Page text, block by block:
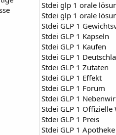
Stdei glp 1 orale
Stdei glp 1 orale
Stdei GLP 1
Stdei GLP 1 Kapseln
Stdei GLP 1 Kaufen
Stdei GLP 1
Stdei GLP 1 Zutaten
Stdei GLP 1 Effekt
Stdei GLP 1 Forum
Stdei GLP 1
Stdei GLP 1 Offizielle
Stdei GLP 1 Preis
Stdei GLP 1 Apotheke